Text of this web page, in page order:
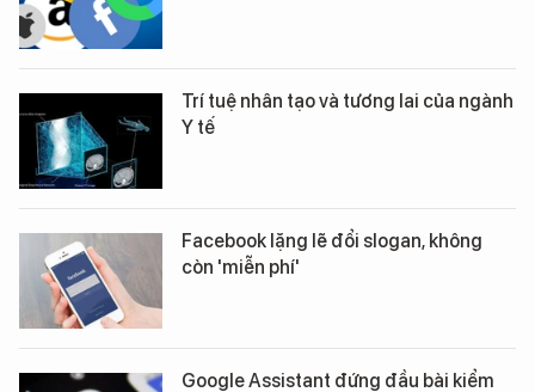
Trí tuệ nhân tạo và tương lai của ngành
Y tế
Facebook lặng lẽ đổi slogan, không
còn 'miễn phí'
Google Assistant đứng đầu bài kiểm